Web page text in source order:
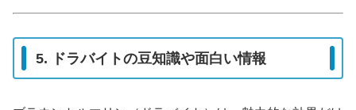
5. ドラバイトの豆知識や面白い情報